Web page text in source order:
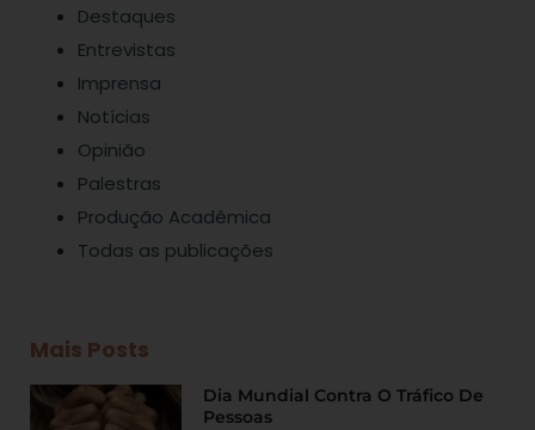
Destaques
Entrevistas
Imprensa
Notícias
Opinião
Palestras
Produção Acadêmica
Todas as publicações
Mais Posts
Dia Mundial Contra O Tráfico De
Pessoas